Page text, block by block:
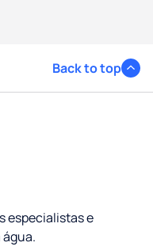
Back to top
especialistas e